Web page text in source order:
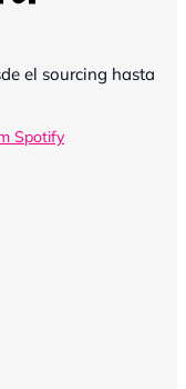
el sourcing hasta
Spotify